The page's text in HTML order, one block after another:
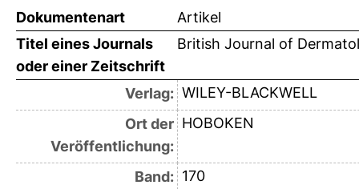
Dokumentenart
Artikel
Titel eines Journals
oder einer Zeitschrift
British Journal of
Verlag: WILEY-BLACKWELL
Ort der
Veröffentlichung:
HOBOKEN
Band: 170